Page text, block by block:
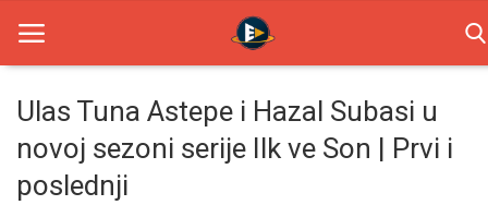
Home
Novosti
Ulas Tuna Astepe i Hazal Subasi u
novoj sezoni serije Ilk ve Son | Prvi i
poslednji